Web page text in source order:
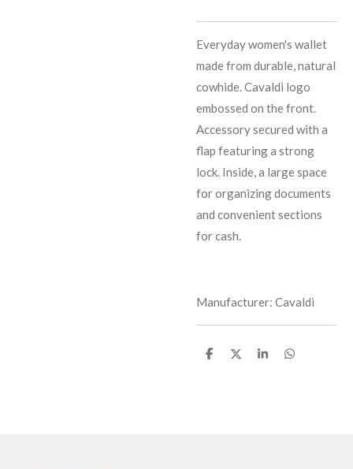
Everyday women's wallet
made from durable, natural
cowhide. Cavaldi logo
embossed on the front.
Accessory secured with a
flap featuring a strong
lock. Inside, a large space
for organizing documents
and convenient sections
for cash.
Manufacturer: Cavaldi
D
D
S
D